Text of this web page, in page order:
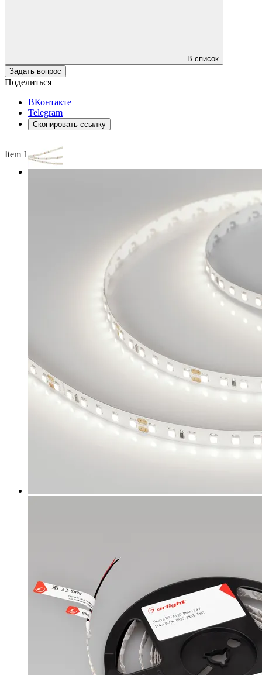
В список
Задать вопрос
Поделиться
ВКонтакте
Telegram
Скопировать ссылку
Item 1 of 3